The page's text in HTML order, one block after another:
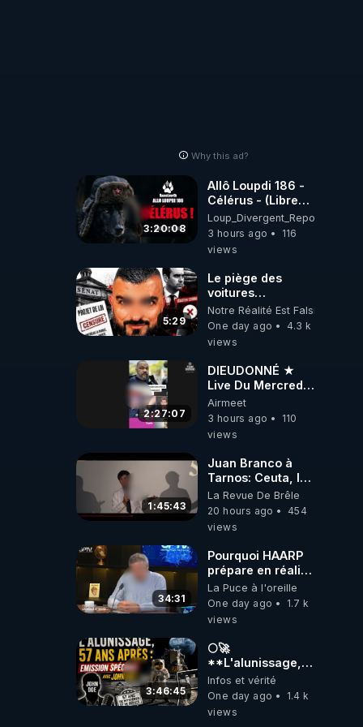
Why this ad?
3:20:08
Allô Loupdi 186 -
Célérus - (Libre
Antenne) - Loup
Divergent
2026.08.06
Loup_Divergent_Reposts
3 hours ago
116
views
5:29
Le piège des
voitures
électriques se
referme sur les
usagers !
Notre Réalité Est Falsifiée Et
One day ago
4.3 k
views
2:27:07
DIEUDONNÉ ★
Live Du Mercredi
5 Août 2026
Airmeet
3 hours ago
110
views
1:45:43
Juan Branco à
Tarnos: Ceuta, le
narcotrafic et le
pouvoir en France
La Revue De Brêle
20 hours ago
454
views
34:31
Pourquoi HAARP
prépare en réalité
un CHAOS
climatique, on
répond
La Puce à l'oreille
One day ago
1.7 k
views
3:46:45
🌕🚀
**L'alunissage,
57 ans après :
Émission spéciale
avec John Doe
Infos et vérité
One day ago
1.4 k
views